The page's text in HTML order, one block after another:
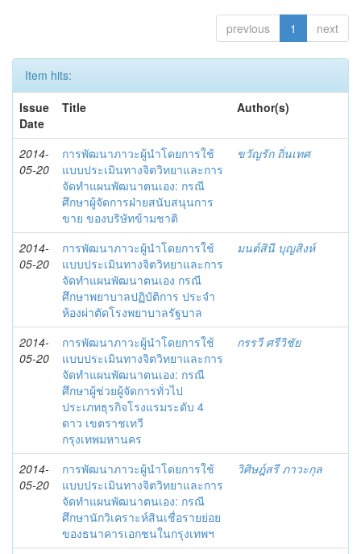
previous 1 next
Item hits:
Issue
Date
Title Author(s)
2014-
05-20
การพัฒนาภาวะผู้นำโดยการใช้
แบบประเมินทางจิตวิทยาและการ
จัดทำแผนพัฒนาตนเอง: กรณี
ศึกษาผู้จัดการฝ่ายสนับสนุนการ
ขาย ของบริษัทข้ามชาติ
ขวัญรัก ถิ่นเทศ
2014-
05-20
การพัฒนาภาวะผู้นำโดยการใช้
แบบประเมินทางจิตวิทยาและการ
จัดทำแผนพัฒนาตนเอง กรณี
ศึกษาพยาบาลปฏิบัติการ ประจำ
ห้องผ่าตัดโรงพยาบาลรัฐบาล
มนต์สินี บุญสิงห์
2014-
05-20
การพัฒนาภาวะผู้นำโดยการใช้
แบบประเมินทางจิตวิทยาและการ
จัดทำแผนพัฒนาตนเอง: กรณี
ศึกษาผู้ช่วยผู้จัดการทั่วไป
ประเภทธุรกิจโรงแรมระดับ 4
ดาว เขตราชเทวี
กรุงเทพมหานคร
กรรวี ศรีวิชัย
2014-
05-20
การพัฒนาภาวะผู้นำโดยการใช้
แบบประเมินทางจิตวิทยาและการ
จัดทำแผนพัฒนาตนเอง: กรณี
ศึกษานักวิเคราะห์สินเชื่อรายย่อย
ของธนาคารเอกชนในกรุงเทพฯ
วิศิษฎ์สรี ภาวะกุล